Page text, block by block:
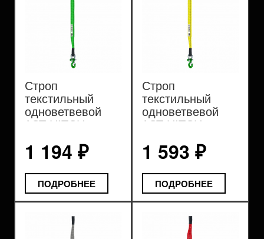
Строп
текстильный
одноветвевой
1СТ HITCH
SF5 2т
1 194 ₽
ПОДРОБНЕЕ
Строп
текстильный
одноветвевой
1СТ HITCH
SF5 3т
1 593 ₽
ПОДРОБНЕЕ